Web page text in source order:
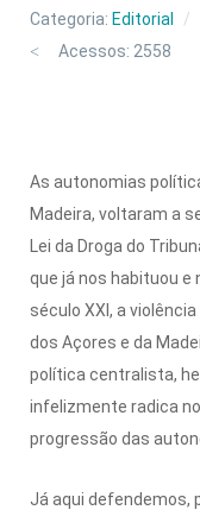
Categoria: Editorial
Acessos: 2558
As autonomias
Madeira, voltaram a
Lei da Droga do
que já nos habituou e
século XXI, a
dos Açores e da
política centralista,
infelizmente radica
progressão das
Já aqui defendemos,